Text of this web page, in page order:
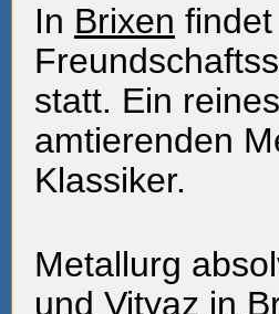
In Brixen
statt. Ein
amtierenden
Klassiker.
Metallurg
und Vityaz in